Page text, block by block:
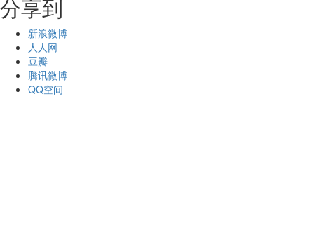
分享到
新浪微博
人人网
豆瓣
腾讯微博
QQ空间